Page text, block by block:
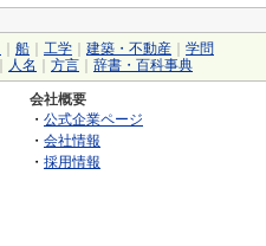
船 工学 建築・不動産
学問
人名 方言 辞書・百科事典
会社概要
・ 公式企業ページ
・ 会社情報
・ 採用情報